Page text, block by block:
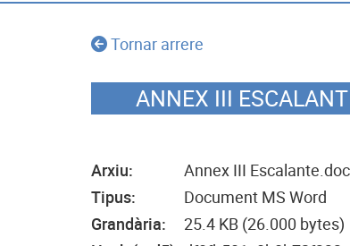
Tornar arrere
ANNEX III
Arxiu:
Annex III
Tipus:
Document MS Word
Grandària:
25.4 KB (26.000 bytes)